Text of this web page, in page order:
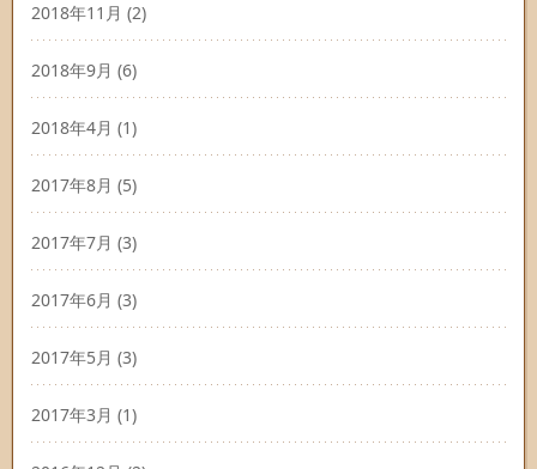
2018年11月 (2)
2018年9月 (6)
2018年4月 (1)
2017年8月 (5)
2017年7月 (3)
2017年6月 (3)
2017年5月 (3)
2017年3月 (1)